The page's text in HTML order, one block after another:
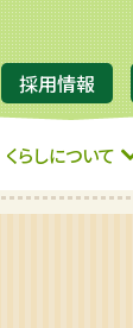
採用情報
くらしについて